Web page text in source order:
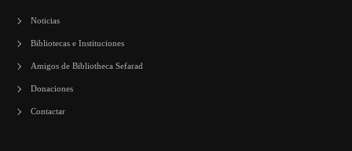
Noticias
Bibliotecas e Instituciones
Amigos de Bibliotheca Sefarad
Donaciones
Contactar